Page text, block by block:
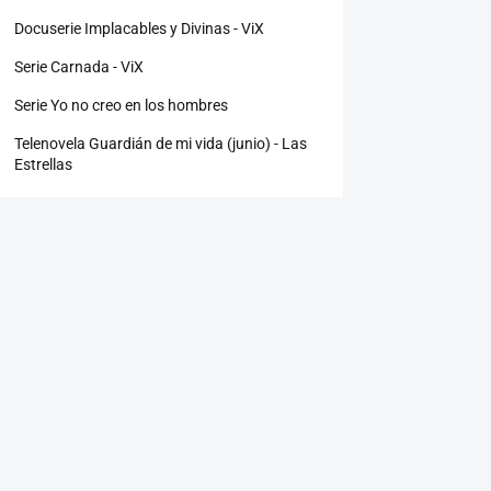
Docuserie Implacables y Divinas - ViX
Serie Carnada - ViX
Serie Yo no creo en los hombres
Telenovela Guardián de mi vida (junio) - Las
Estrellas